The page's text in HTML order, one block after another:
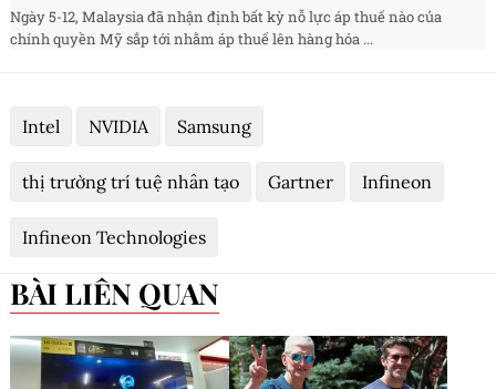
Ngày 5-12, Malaysia đã nhận định bất kỳ nỗ lực áp thuế nào của
chính quyền Mỹ sắp tới nhằm áp thuế lên hàng hóa ...
Intel NVIDIA Samsung
thị trường trí tuệ nhân tạo Gartner Infineon
Infineon Technologies
BÀI LIÊN QUAN